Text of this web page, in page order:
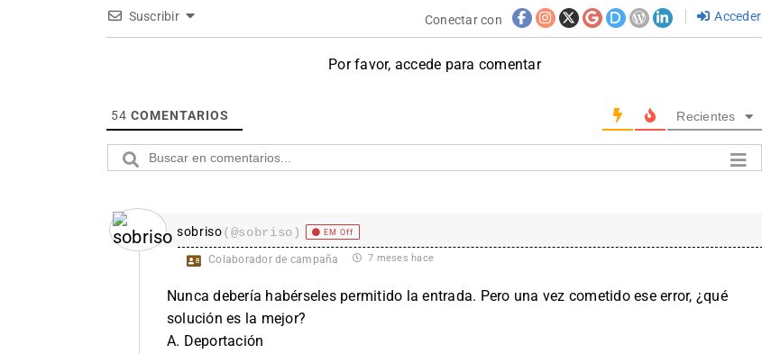
Suscribir Conectar con Acceder
Por favor, accede para comentar
54 COMENTARIOS Recientes
sobriso(@sobriso) EM Off
Colaborador de campaña 7 meses hace
Nunca debería habérseles permitido la entrada. Pero una vez cometido ese error, ¿qué
solución es la mejor?
A. Deportación